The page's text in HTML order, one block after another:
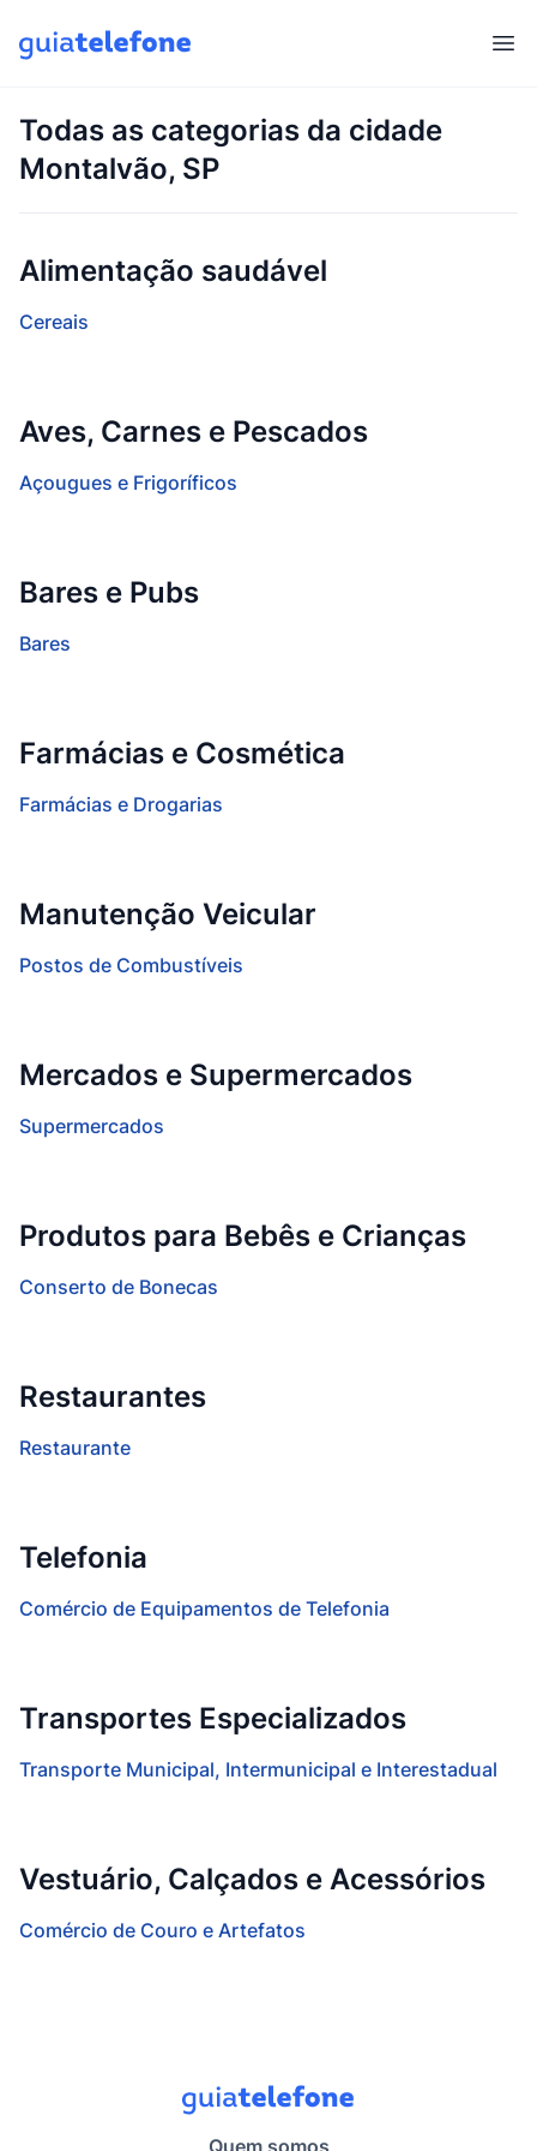
Todas as categorias da cidade
Montalvão, SP
Alimentação saudável
Cereais
Aves, Carnes e Pescados
Açougues e Frigoríficos
Bares e Pubs
Bares
Farmácias e Cosmética
Farmácias e Drogarias
Manutenção Veicular
Postos de Combustíveis
Mercados e Supermercados
Supermercados
Produtos para Bebês e Crianças
Conserto de Bonecas
Restaurantes
Restaurante
Telefonia
Comércio de Equipamentos de Telefonia
Transportes Especializados
Transporte Municipal, Intermunicipal e Interestadual
Vestuário, Calçados e Acessórios
Comércio de Couro e Artefatos
Quem somos